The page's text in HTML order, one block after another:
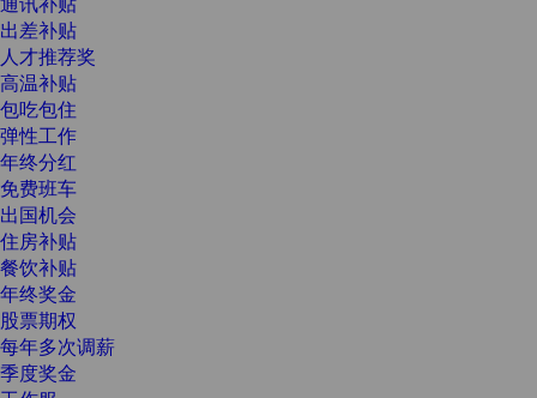
出差补贴
人才推荐奖
高温补贴
包吃包住
弹性工作
年终分红
免费班车
出国机会
住房补贴
餐饮补贴
年终奖金
股票期权
每年多次调薪
季度奖金